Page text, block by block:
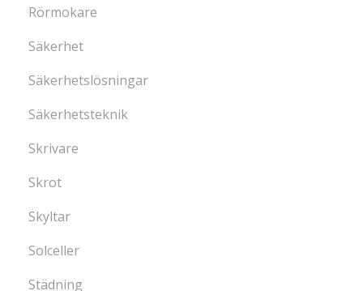
Rörmokare
Säkerhet
Säkerhetslösningar
Säkerhetsteknik
Skrivare
Skrot
Skyltar
Solceller
Städning